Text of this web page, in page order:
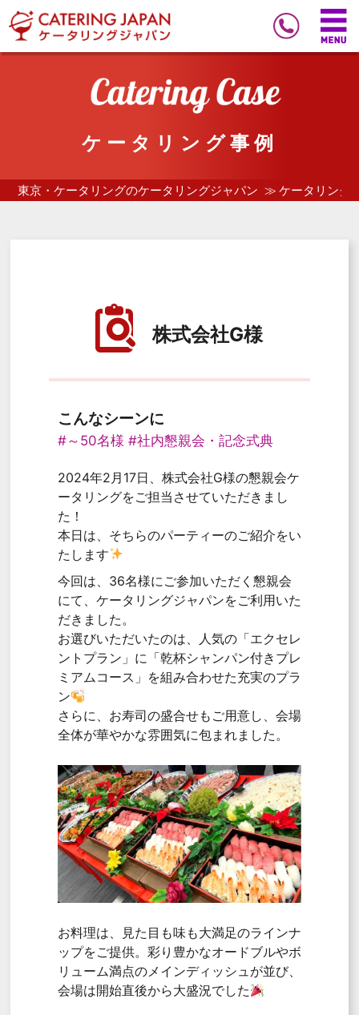
ケータリング事例
東京・ケータリングのケータリングジャパン ケータリング
株式会社G様
こんなシーンに
#～50名様 #社内懇親会・記念式典
2024年2月17日、株式会社G様の懇親会ケ
ータリングをご担当させていただきまし
た！
本日は、そちらのパーティーのご紹介をい
たします
今回は、36名様にご参加いただく懇親会
にて、ケータリングジャパンをご利用いた
だきました。
お選びいただいたのは、人気の「エクセレ
ントプラン」に「乾杯シャンパン付きプレ
ミアムコース」を組み合わせた充実のプラ
ン
さらに、お寿司の盛合せもご用意し、会場
全体が華やかな雰囲気に包まれました。
お料理は、見た目も味も大満足のラインナ
ップをご提供。彩り豊かなオードブルやボ
リューム満点のメインディッシュが並び、
会場は開始直後から大盛況でした